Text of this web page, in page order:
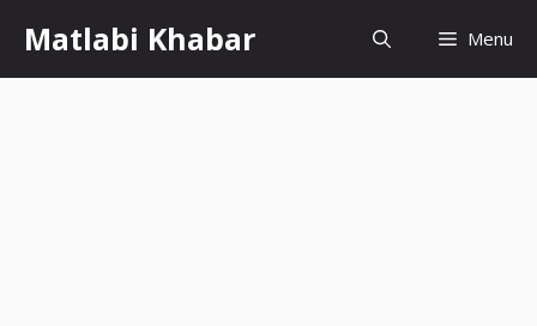
content
Matlabi Khabar Menu